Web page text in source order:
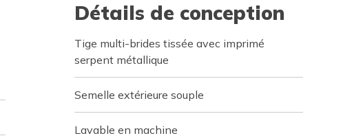
Détails de conception
Tige multi-brides tissée avec imprimé
serpent métallique
Semelle extérieure souple
Lavable en machine